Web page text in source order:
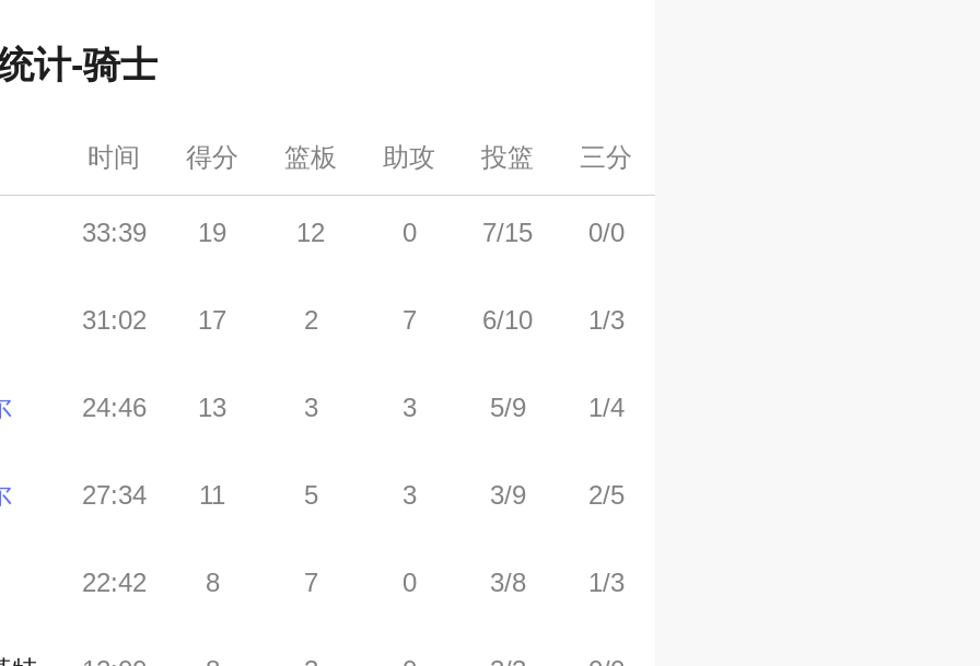
计-骑士
时间
33:39
31:02
24:46
27:34
22:42
得分
19
17
13
11
8
篮板
12
2
3
5
7
助攻
0
7
3
3
0
投篮
7/15
6/10
5/9
3/9
3/8
三分
0/0
1/3
1/4
2/5
1/3